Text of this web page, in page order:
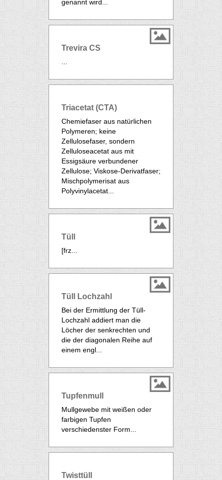
genannt wird...
Trevira CS
Triacetat (CTA)
Chemiefaser aus natürlichen
Polymeren; keine
Zellulosefaser, sondern
Zelluloseacetat aus mit
Essigsäure verbundener
Zellulose; Viskose-Derivatfaser;
Mischpolymerisat aus
Polyvinylacetat...
Tüll
[frz...
Tüll Lochzahl
Bei der Ermittlung der Tüll-
Lochzahl addiert man die
Löcher der senkrechten und
die der diagonalen Reihe auf
einem engl...
Tupfenmull
Mullgewebe mit weißen oder
farbigen Tupfen
verschiedenster Form...
Twisttüll